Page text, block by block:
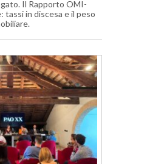
Il Rapporto OMI-
tassi in discesa e il peso